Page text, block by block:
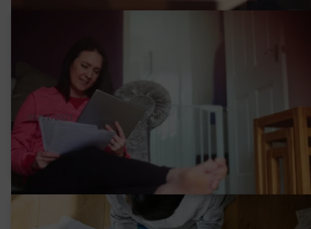
05/11/2021 | Laetitia M.
Wat zit er in je energiefactuur in
Vlaanderen?